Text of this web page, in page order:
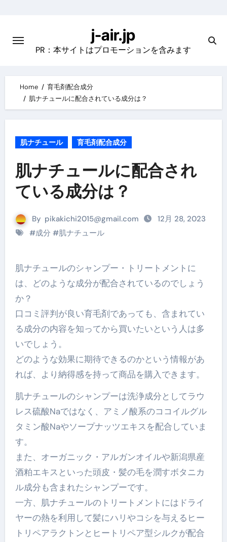
content
j-air.jp
PR：本サイトはプロモーションを含みます
Home
育毛剤配合成分
肌ナチュールに配合されている成分は？
肌ナチュール 育毛剤配合成分
肌ナチュールに配合され
ている成分は？
By pikakichi2015@gmail.com
12月 28, 2023
#成分 #肌ナチュール
肌ナチュールのシャンプー・トリートメントに
は、どのような成分が配合されているのでしょう
か？
口コミ評判が良い育毛剤であっても、含まれてい
る成分の内容を知ってから買いたいという人は多
いでしょう。
どのような効果に期待できるのかという情報があ
れば、より納得感を持って商品を購入できます。
肌ナチュールのシャンプーは洗浄成分としてラウ
レス硫酸Naではなく、アミノ酸系のココイルグル
タミン酸Naやソープナッツエキスを配合していま
す。
また、オーガニック・アルガンオイルや新潟県産
酒粕エキスといった頭皮・髪の毛を潤すボタニカ
ル成分も含まれたシャンプーです。
一方、肌ナチュールのトリートメントにはドライ
ヤーの熱を利用して髪にハリやコシを与えるヒー
トリペアラクトンとヒートリペア型シルクが配合